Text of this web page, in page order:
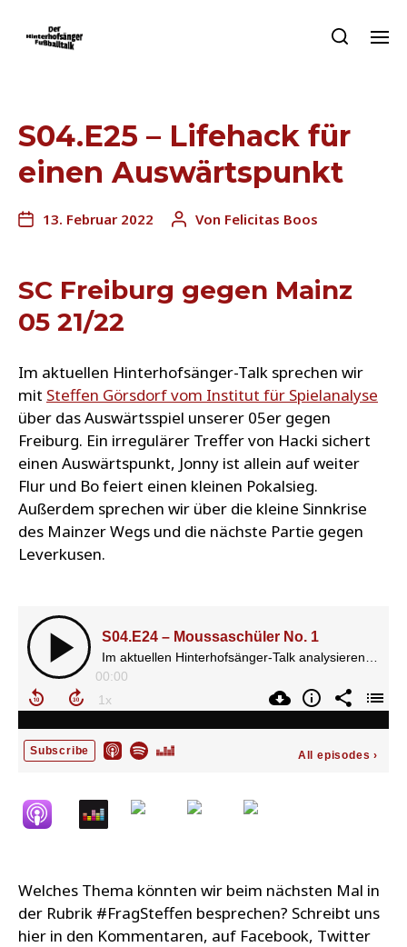
S04.E25 – Lifehack für
einen Auswärtspunkt
13. Februar 2022 Von Felicitas Boos
SC Freiburg gegen Mainz
05 21/22
Im aktuellen Hinterhofsänger-Talk sprechen wir
mit Steffen Görsdorf vom Institut für Spielanalyse
über das Auswärtsspiel unserer 05er gegen
Freiburg. Ein irregulärer Treffer von Hacki sichert
einen Auswärtspunkt, Jonny ist allein auf weiter
Flur und Bo feiert einen kleinen Pokalsieg.
Außerdem sprechen wir über die kleine Sinnkrise
des Mainzer Wegs und die nächste Partie gegen
Leverkusen.
Welches Thema könnten wir beim nächsten Mal in
der Rubrik #FragSteffen besprechen? Schreibt uns
hier in den Kommentaren, auf Facebook, Twitter